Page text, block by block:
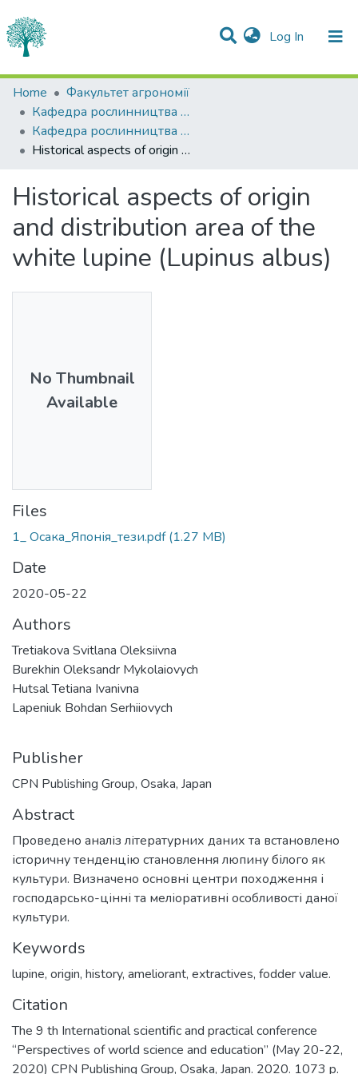
Log In (current)
Statistics
Communities & Collections
All of DSpace
Home
Факультет агрономії
Кафедра рослинництва імені О.І.Зінченка
Кафедра рослинництва імені О.І.Зінченка
Historical aspects of origin and distribution area of the white lupine (Lupinus albus)
Historical aspects of origin
and distribution area of the
white lupine (Lupinus albus)
No Thumbnail
Available
Files
1_ Осака_Японія_тези.pdf (1.27 MB)
Date
2020-05-22
Authors
Tretiakova Svitlana Oleksiivna
Burekhin Oleksandr Mykolaiovych
Hutsal Tetiana Ivanivna
Lapeniuk Bohdan Serhiiovych
Publisher
CPN Publishing Group, Osaka, Japan
Abstract
Проведено аналіз літературних даних та встановлено
історичну тенденцію становлення люпину білого як
культури. Визначено основні центри походження і
господарсько-цінні та меліоративні особливості даної
культури.
Keywords
lupine, origin, history, ameliorant, extractives, fodder value.
Citation
The 9 th International scientific and practical conference
“Perspectives of world science and education” (May 20-22,
2020) CPN Publishing Group, Osaka, Japan. 2020. 1073 p.